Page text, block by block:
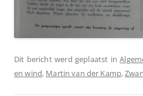
Dit bericht werd geplaatst in
en wind, Martin van der Kamp,